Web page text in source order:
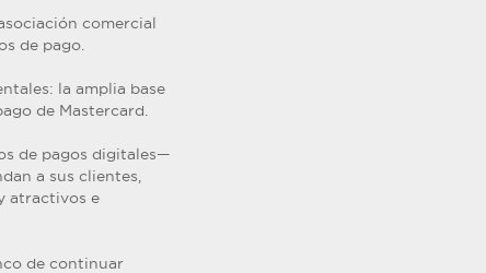
comercial
de pago.
la amplia base
de Mastercard.
de pagos digitales—
a sus clientes,
atractivos e
de continuar